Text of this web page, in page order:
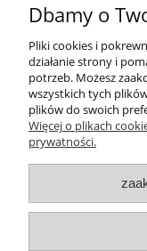
promocja
Dbamy o
Pliki cookies i
działanie strony i
potrzeb. Możesz
wszystkich tych
plików do swoich
Więcej o plikach
prywatności.